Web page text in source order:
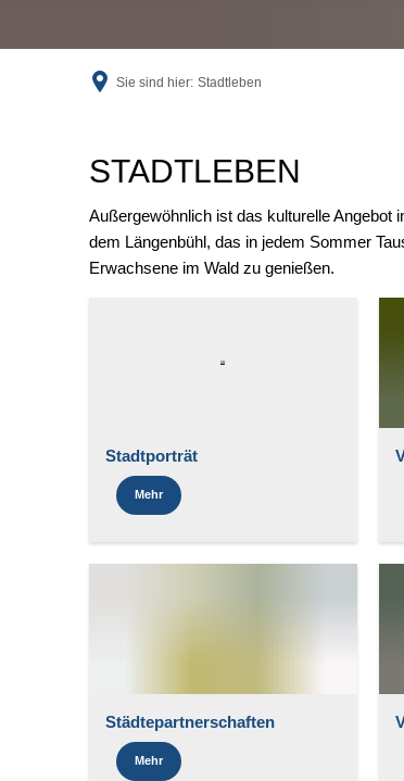
Sie sind hier: Stadtleben
StadtlebenSTADTLEBEN
Außergewöhnlich ist das kulturelle Angebot
dem Längenbühl, das in jedem Sommer
Erwachsene im Wald zu genießen.
Stadtporträt
Mehr
Städtepartnerschaften
Mehr